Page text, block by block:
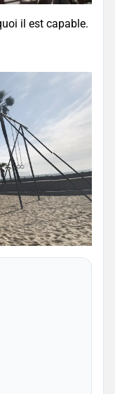
il est capable.